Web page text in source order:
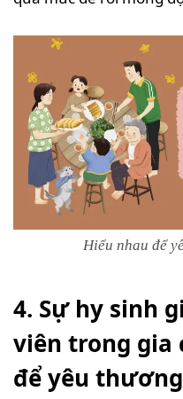
Hiểu nhau để
4. Sự hy sinh
viên trong gia
để yêu